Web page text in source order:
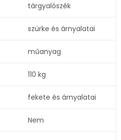
tárgyalószék
szürke és árnyalatai
műanyag
110 kg
fekete és árnyalatai
Nem